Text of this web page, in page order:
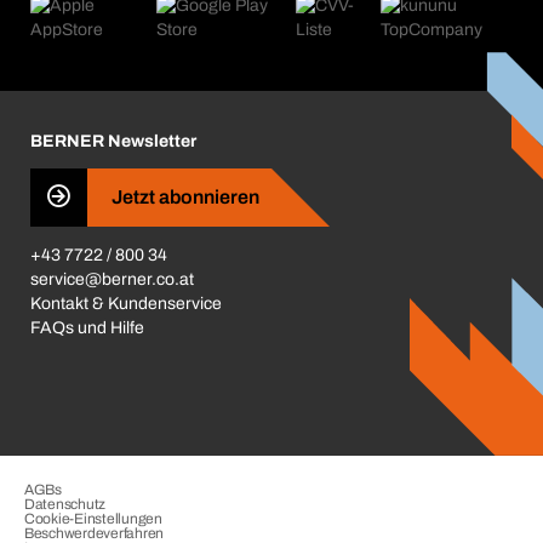
Kataloge & Broschüren
Was uns antreibt
Presse
Business Conduct
BERNER Newsletter
Jetzt abonnieren
+43 7722 / 800 34
service@berner.co.at
Kontakt & Kundenservice
FAQs und Hilfe
AGBs
Datenschutz
Cookie-Einstellungen
Beschwerdeverfahren